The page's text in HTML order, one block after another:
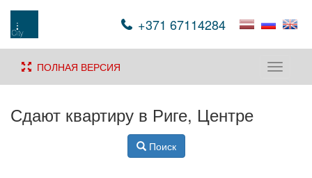
+371 67114284
Toggle
ПОЛНАЯ ВЕРСИЯ
Сдают квартиру в Риге, Центре
Поиск